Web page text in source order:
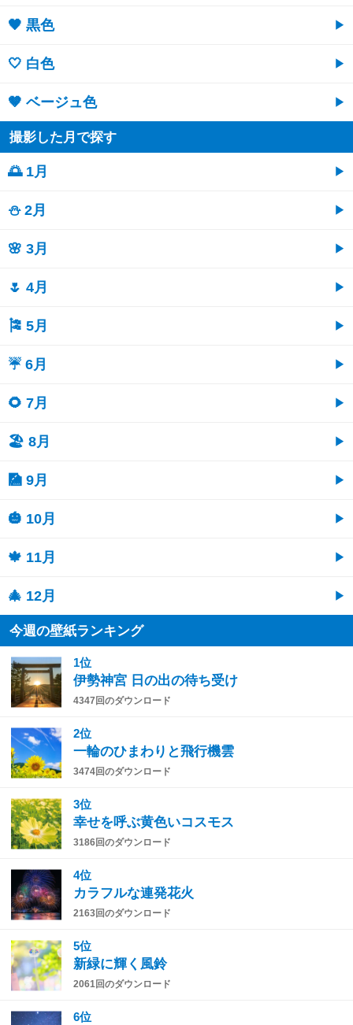
🖤 黒色
🤍 白色
🤎 ベージュ色
撮影した月で探す
🌅 1月
⛄ 2月
🌸 3月
🌷 4月
🎏 5月
☔ 6月
🌻 7月
🏖 8月
🎑 9月
🎃 10月
🍁 11月
🎄 12月
今週の壁紙ランキング
1位
伊勢神宮 日の出の待ち受け
4347回のダウンロード
2位
一輪のひまわりと飛行機雲
3474回のダウンロード
3位
幸せを呼ぶ黄色いコスモス
3186回のダウンロード
4位
カラフルな連発花火
2163回のダウンロード
5位
新緑に輝く風鈴
2061回のダウンロード
6位